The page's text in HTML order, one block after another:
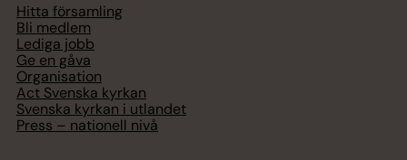
Hitta församling
Bli medlem
Lediga jobb
Ge en gåva
Organisation
Act Svenska kyrkan
Svenska kyrkan i utlandet
Press – nationell nivå